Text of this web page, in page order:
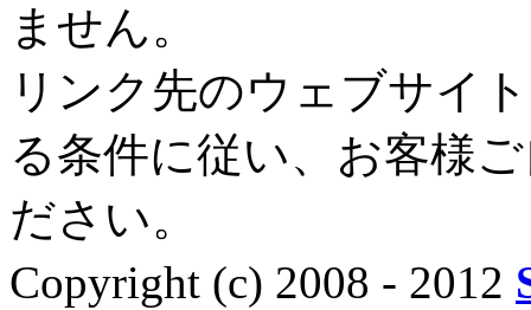
ません。
リンク先のウェブサイ
る条件に従い、お客様
ださい。
Copyright (c) 2008 - 2012